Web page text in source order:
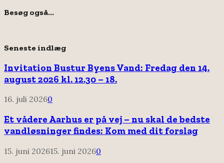
Besøg også...
Seneste indlæg
Invitation Bustur Byens Vand: Fredag den 14.
august 2026 kl. 12.30 – 18.
16. juli 20260
Et vådere Aarhus er på vej – nu skal de bedste
vandløsninger findes: Kom med dit forslag
15. juni 202615. juni 20260